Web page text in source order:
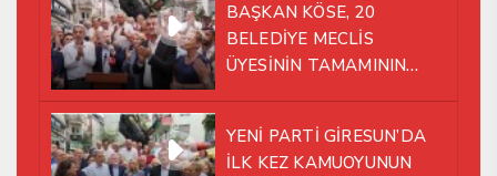
BAŞKAN KÖSE, 20
BELEDİYE MECLİS
ÜYESİNİN TAMAMININ
YÜRÜMEYE KARAR VERDİK
YENİ PARTİ GİRESUN’DA
İLK KEZ KAMUOYUNUN